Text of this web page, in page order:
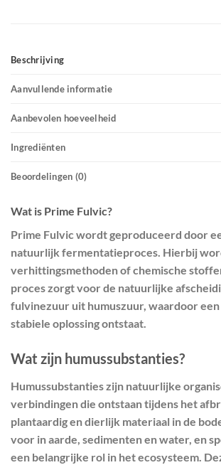
Beschrijving
Aanvullende informatie
Aanbevolen hoeveelheid
Ingrediënten
Beoordelingen (0)
Wat is Prime Fulvic?
Prime Fulvic wordt geproduceerd door
natuurlijk fermentatieproces. Hierbij
verhittingsmethoden of chemische
proces zorgt voor de natuurlijke
fulvinezuur uit humuszuur, waardoor
stabiele oplossing ontstaat.
Wat zijn humussubstanties?
Humussubstanties zijn natuurlijke
verbindingen die ontstaan tijdens het
plantaardig en dierlijk materiaal in de
voor in aarde, sedimenten en water, en
een belangrijke rol in het ecosysteem.